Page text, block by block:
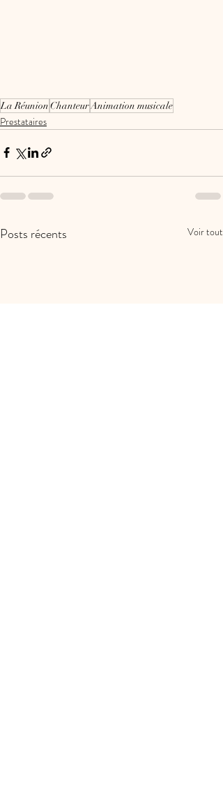
La RéunionChanteurAnimation musicale
Prestataires
Posts récents Voir tout